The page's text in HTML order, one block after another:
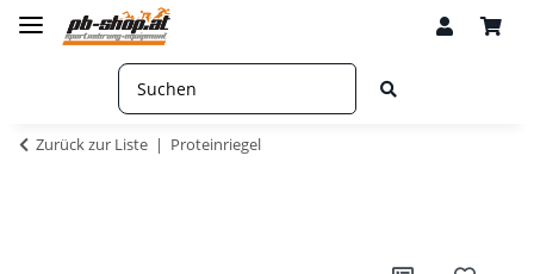
Zurück zur Liste Proteinriegel